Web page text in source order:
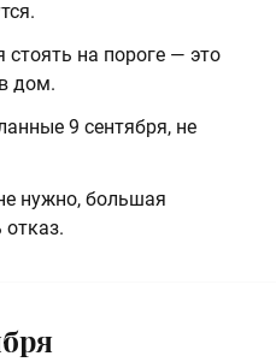
стоять на пороге — это
дом.
9 сентября, не
нужно, большая
отказ.